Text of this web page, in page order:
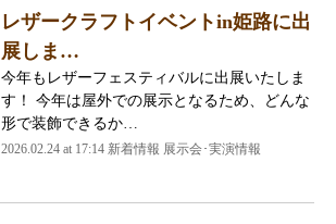
レザークラフトイベントin姫路に出
展しま…
今年もレザーフェスティバルに出展いたしま
す！ 今年は屋外での展示となるため、どんな
形で装飾できるか…
2026.02.24 at 17:14 新着情報 展示会･実演情報